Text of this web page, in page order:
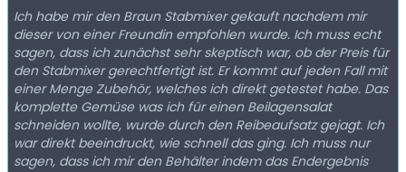
Ich habe mir den Braun Stabmixer gekauft nachdem mir
dieser von einer Freundin empfohlen wurde. Ich muss echt
sagen, dass ich zunächst sehr skeptisch war, ob der Preis für
den Stabmixer gerechtfertigt ist. Er kommt auf jeden Fall mit
einer Menge Zubehör, welches ich direkt getestet habe. Das
komplette Gemüse was ich für einen Beilagensalat
schneiden wollte, wurde durch den Reibeaufsatz gejagt. Ich
war direkt beeindruckt, wie schnell das ging. Ich muss nur
sagen, dass ich mir den Behälter indem das Endergebnis